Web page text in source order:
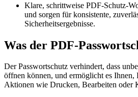
Klare, schrittweise PDF-Schutz-
und sorgen für konsistente,
Sicherheitsergebnisse.
Was der PDF-
Der Passwortschutz verhindert, dass
öffnen können, und ermöglicht es Ihnen,
Aktionen wie Drucken, Bearbeiten oder